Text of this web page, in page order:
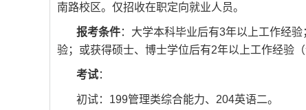
南路校区。仅招收在职定向就业人员。
报考条件：大学本科毕业后有3年以上工作经
验；或获得硕士、博士学位后有2年以上工作经验
考试：
初试：199管理类综合能力、204英语二。